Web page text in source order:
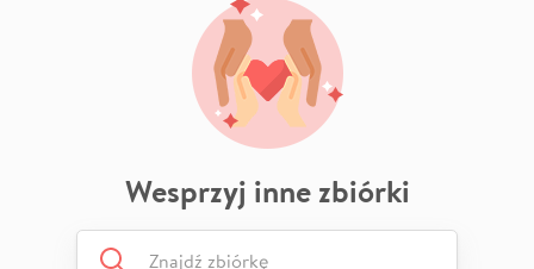
Wesprzyj inne zbiórki